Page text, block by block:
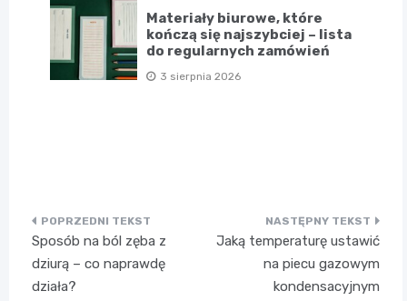
Materiały biurowe, które
kończą się najszybciej – lista
do regularnych zamówień
3 sierpnia 2026
Nawigacja
wpisu
Sposób na ból zęba z
dziurą – co naprawdę
działa?
Jaką temperaturę ustawić
na piecu gazowym
kondensacyjnym